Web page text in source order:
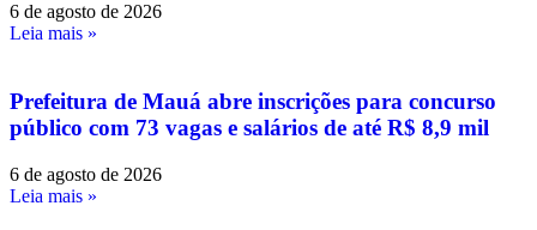
6 de agosto de 2026
Leia mais »
Prefeitura de Mauá abre inscrições para concurso
público com 73 vagas e salários de até R$ 8,9 mil
6 de agosto de 2026
Leia mais »